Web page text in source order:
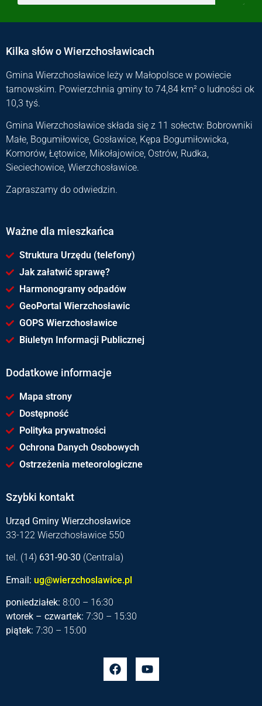
Kilka słów o Wierzchosławicach
Gmina Wierzchosławice leży w Małopolsce w powiecie
tarnowskim. Powierzchnia gminy to 74,84 km² o ludności ok
10,3 tyś.
Gmina Wierzchosławice składa się z 11 sołectw: Bobrowniki
Małe, Bogumiłowice, Gosławice, Kępa Bogumiłowicka,
Komorów, Łętowice, Mikołajowice, Ostrów, Rudka,
Sieciechowice, Wierzchosławice.
Zapraszamy do odwiedzin.
Ważne dla mieszkańca
Struktura Urzędu (telefony)
Jak załatwić sprawę?
Harmonogramy odpadów
GeoPortal Wierzchosławic
GOPS Wierzchosławice
Biuletyn Informacji Publicznej
Dodatkowe informacje
Mapa strony
Dostępność
Polityka prywatności
Ochrona Danych Osobowych
Ostrzeżenia meteorologiczne
Szybki kontakt
Urząd Gminy Wierzchosławice
33-122 Wierzchosławice 550
tel. (14) 631-90-30 (Centrala)
Email: ug@wierzchoslawice.pl
poniedziałek: 8:00 – 16:30
wtorek – czwartek: 7:30 – 15:30
piątek: 7:30 – 15:00